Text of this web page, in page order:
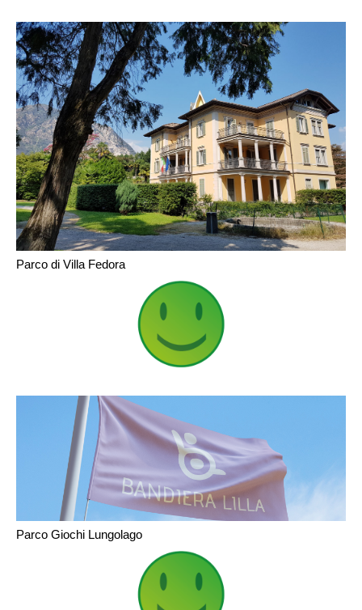
Parco di Villa Fedora
Parco Giochi Lungolago